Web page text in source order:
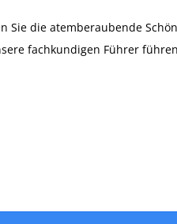
Sie die atemberaubende
fachkundigen Führer